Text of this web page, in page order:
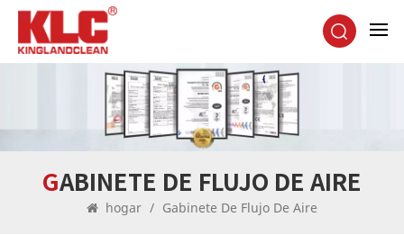
GABINETE DE FLUJO DE AIRE
hogar / Gabinete De Flujo De Aire